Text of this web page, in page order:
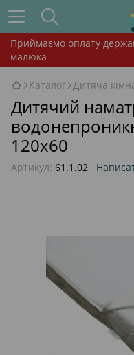
Приймаємо оплату
малюка
Каталог Дитяча
Дитячий
120х60
Артикул: 61.1.02